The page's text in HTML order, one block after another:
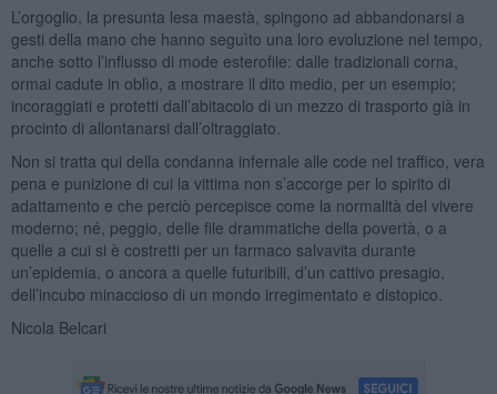
L’orgoglio, la presunta lesa maestà, spingono ad abbandonarsi a
gesti della mano che hanno seguìto una loro evoluzione nel tempo,
anche sotto l’influsso di mode esterofile: dalle tradizionali corna,
ormai cadute in oblìo, a mostrare il dito medio, per un esempio;
incoraggiati e protetti dall’abitacolo di un mezzo di trasporto già in
procinto di allontanarsi dall’oltraggiato.
Non si tratta qui della condanna infernale alle code nel traffico, vera
pena e punizione di cui la vittima non s’accorge per lo spirito di
adattamento e che perciò percepisce come la normalità del vivere
moderno; né, peggio, delle file drammatiche della povertà, o a
quelle a cui si è costretti per un farmaco salvavita durante
un’epidemia, o ancora a quelle futuribili, d’un cattivo presagio,
dell’incubo minaccioso di un mondo irregimentato e distopico.
Nicola Belcari